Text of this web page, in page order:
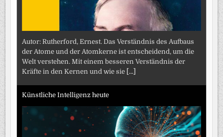
Autor: Rutherford, Ernest. Das Verständnis des Aufbaus
der Atome und der Atomkerne ist entscheidend, um die
Welt verstehen. Mit einem besseren Verständnis der
Kräfte in den Kernen und wie sie [...]
Künstliche Intelligenz heute